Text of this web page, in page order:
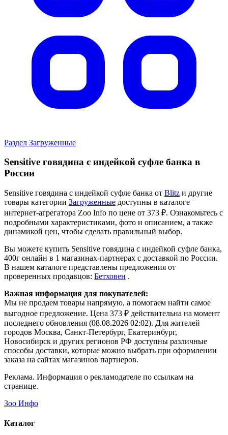
Раздел Загруженные
Sensitive говядина с индейкой суфле банка в
России
Sensitive говядина с индейкой суфле банка от Blitz и другие
товары категории Загруженные доступны в каталоге
интернет-агрегатора Zoo Info по цене от 373 ₽. Ознакомьтесь с
подробными характеристиками, фото и описанием, а также
динамикой цен, чтобы сделать правильный выбор.
Вы можете купить Sensitive говядина с индейкой суфле банка,
400г онлайн в 1 магазинах-партнерах с доставкой по России.
В нашем каталоге представлены предложения от
проверенных продавцов: Бетховен .
Важная информация для покупателей:
Мы не продаем товары напрямую, а помогаем найти самое
выгодное предложение. Цена 373 ₽ действительна на момент
последнего обновления (08.08.2026 02:02). Для жителей
городов Москва, Санкт-Петербург, Екатеринбург,
Новосибирск и других регионов РФ доступны различные
способы доставки, которые можно выбрать при оформлении
заказа на сайтах магазинов партнеров.
Реклама. Информация о рекламодателе по ссылкам на
странице.
Зоо Инфо
Каталог